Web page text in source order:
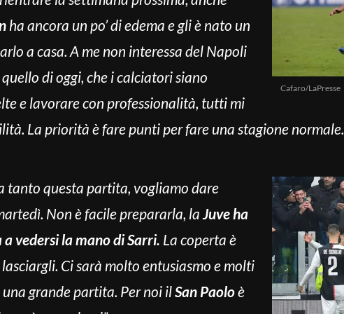
Cafaro/LaPresse
ha ancora un po’ di edema e gli è nato un
a casa. A me non interessa del Napoli
di oggi, che i calciatori siano
e lavorare con professionalità, tutti mi
La priorità è fare punti per fare una stagione normale.
tanto questa partita, vogliamo dare
Non è facile prepararla, la Juve ha
vedersi la mano di Sarri. La coperta è
Ci sarà molto entusiasmo e molti
grande partita. Per noi ilSan Paoloè